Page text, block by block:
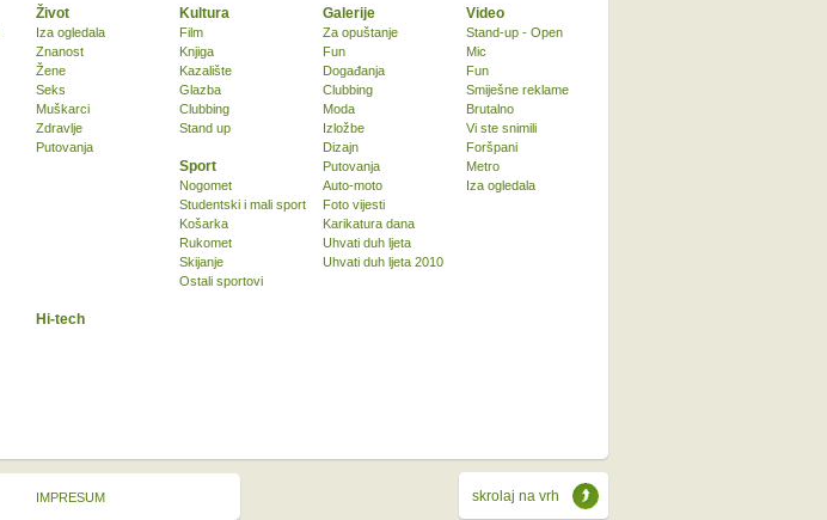
Život
Iza ogledala
Znanost
Žene
Seks
Muškarci
Zdravlje
Putovanja
Kultura
Film
Knjiga
Kazalište
Glazba
Clubbing
Stand up
Sport
Nogomet
Studentski i mali sport
Košarka
Rukomet
Skijanje
Ostali sportovi
Hi-tech
Galerije
Za opuštanje
Fun
Događanja
Clubbing
Moda
Izložbe
Dizajn
Putovanja
Auto-moto
Foto vijesti
Karikatura dana
Uhvati duh ljeta
Uhvati duh ljeta 2010
Video
Stand-up - Open
Mic
Fun
Smiješne reklame
Brutalno
Vi ste snimili
Foršpani
Metro
Iza ogledala
skrolaj na vrh
IMPRESUM